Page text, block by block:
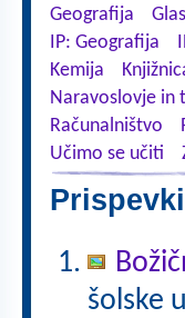
Geografija
IP: Geografija
Kemija
Naravoslovje in
Računalništvo
Učimo se učiti
šolske